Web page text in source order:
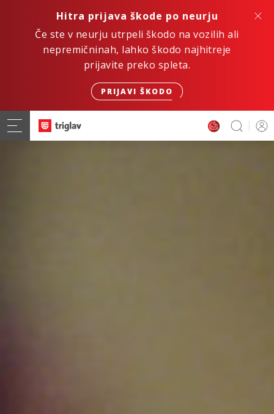
Hitra prijava škode po neurju
Če ste v neurju utrpeli škodo na vozilih ali
nepremičninah, lahko škodo najhitreje
prijavite preko spleta.
PRIJAVI ŠKODO